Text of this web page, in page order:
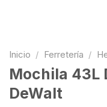
Inicio / Ferretería /
Mochila 43L
DeWalt